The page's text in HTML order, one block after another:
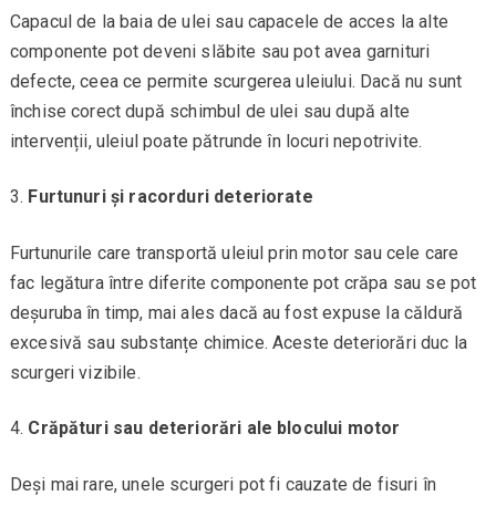
Capacul de la baia de ulei sau capacele de acces la alte
componente pot deveni slăbite sau pot avea garnituri
defecte, ceea ce permite scurgerea uleiului. Dacă nu sunt
închise corect după schimbul de ulei sau după alte
intervenții, uleiul poate pătrunde în locuri nepotrivite.
Furtunuri și racorduri deteriorate
Furtunurile care transportă uleiul prin motor sau cele care
fac legătura între diferite componente pot crăpa sau se pot
deșuruba în timp, mai ales dacă au fost expuse la căldură
excesivă sau substanțe chimice. Aceste deteriorări duc la
scurgeri vizibile.
Crăpături sau deteriorări ale blocului motor
Deși mai rare, unele scurgeri pot fi cauzate de fisuri în